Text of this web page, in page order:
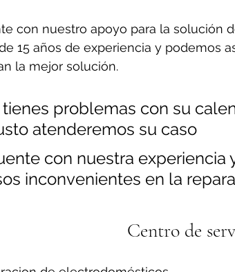
con nuestro apoyo para la solución
15 años de experiencia y podemos
la mejor solución.
tienes problemas con su
atenderemos su caso
con nuestra
inconvenientes en la
Centro de